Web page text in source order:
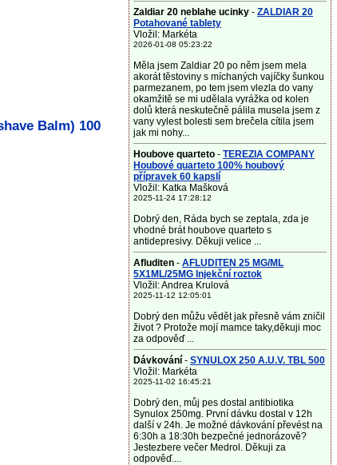
Balm) 100
Zaldiar 20 neblahe ucinky - ZALDIAR 20
Potahované tablety
Vložil: Markéta
2026-01-08 05:23:22
Měla jsem Zaldiar 20 po něm jsem mela
akorát těstoviny s míchaných vajíčky šunkou
parmezanem, po tem jsem vlezla do vany
okamžitě se mi udělala vyrážka od kolen
dolů která neskutečně pálila musela jsem z
vany vylest bolesti sem brečela cítila jsem
jak mi nohy...
Houbove quarteto - TEREZIA COMPANY
Houbové quarteto 100% houbový
přípravek 60 kapslí
Vložil: Katka Mašková
2025-11-24 17:28:12
Dobrý den, Ráda bych se zeptala, zda je
vhodné brát houbove quarteto s
antidepresivy. Děkuji velice ...
Afluditen - AFLUDITEN 25 MG/ML
5X1ML/25MG Injekční roztok
Vložil: Andrea Krulová
2025-11-12 12:05:01
Dobrý den můžu vědět jak přesně vám zničil
život ? Protože mojí mamce taky,děkuji moc
za odpověď ...
Dávkování - SYNULOX 250 A.U.V. TBL 500
Vložil: Markéta
2025-11-02 16:45:21
Dobrý den, můj pes dostal antibiotika
Synulox 250mg. První dávku dostal v 12h
další v 24h. Je možné dávkování převést na
6:30h a 18:30h bezpečné jednorázově?
Jestezbere večer Medrol. Děkuji za
odpověď....